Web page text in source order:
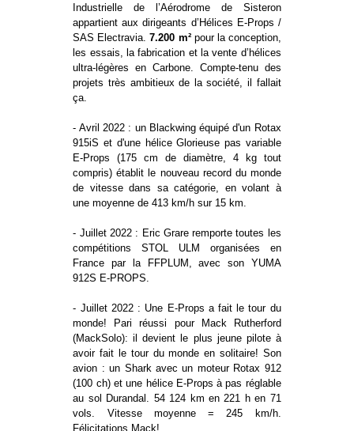
Industrielle de l’Aérodrome de Sisteron
appartient aux dirigeants d’Hélices E-Props /
SAS Electravia.7.200 m²pour la conception,
les essais, la fabrication et la vente d’hélices
ultra-légères en Carbone. Compte-tenu des
projets très ambitieux de la société, il fallait
ça.
- Avril 2022 : un Blackwing équipé d'un Rotax
915iS et d'une hélice Glorieuse pas variable
E-Props (175 cm de diamètre, 4 kg tout
compris) établit le nouveau record du monde
de vitesse dans sa catégorie, en volant à
une moyenne de 413 km/h sur 15 km.
- Juillet 2022 : Eric Grare remporte toutes les
compétitions STOL ULM organisées en
France par la FFPLUM, avec son YUMA
912S E-PROPS.
- Juillet 2022 : Une E-Props a fait le tour du
monde! Pari réussi pour Mack Rutherford
(MackSolo): il devient le plus jeune pilote à
avoir fait le tour du monde en solitaire! Son
avion : un Shark avec un moteur Rotax 912
(100 ch) et une hélice E-Props à pas réglable
au sol Durandal. 54 124 km en 221 h en 71
vols. Vitesse moyenne = 245 km/h.
Félicitations Mack!